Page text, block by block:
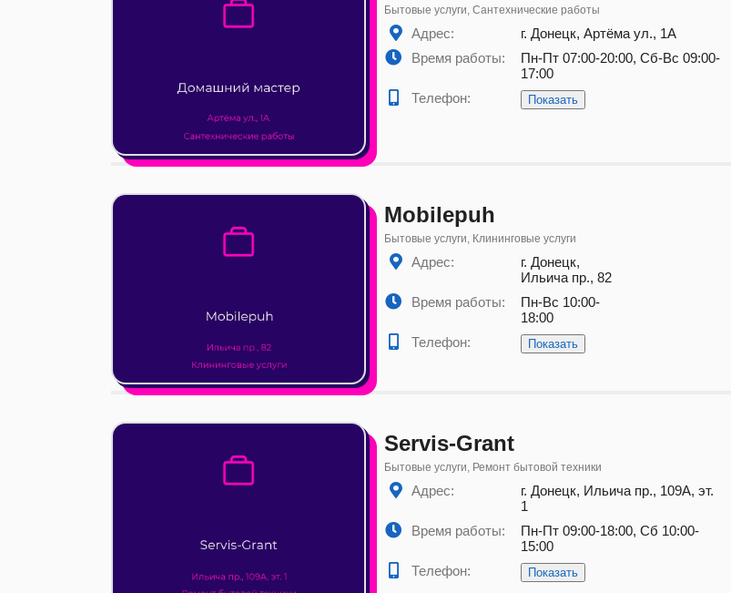
Бытовые услуги, Сантехнические работы
Адрес:
г. Донецк, Артёма ул., 1А
Время работы:
Пн-Пт 07:00-20:00, Сб-Вс 09:00-
17:00
Телефон:
Показать
Mobilepuh
Бытовые услуги, Клининговые услуги
Адрес:
г. Донецк,
Ильича пр., 82
Время работы:
Пн-Вс 10:00-
18:00
Телефон:
Показать
Servis-Grant
Бытовые услуги, Ремонт бытовой техники
Адрес:
г. Донецк, Ильича пр., 109А, эт.
1
Время работы:
Пн-Пт 09:00-18:00, Сб 10:00-
15:00
Телефон:
Показать